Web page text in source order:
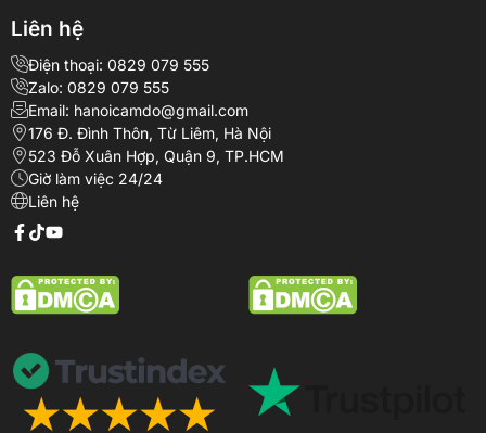
Liên hệ
Điện thoại: 0829 079 555
Zalo: 0829 079 555
Email: hanoicamdo@gmail.com
176 Đ. Đình Thôn, Từ Liêm, Hà Nội
523 Đỗ Xuân Hợp, Quận 9, TP.HCM
Giờ làm việc 24/24
Liên hệ